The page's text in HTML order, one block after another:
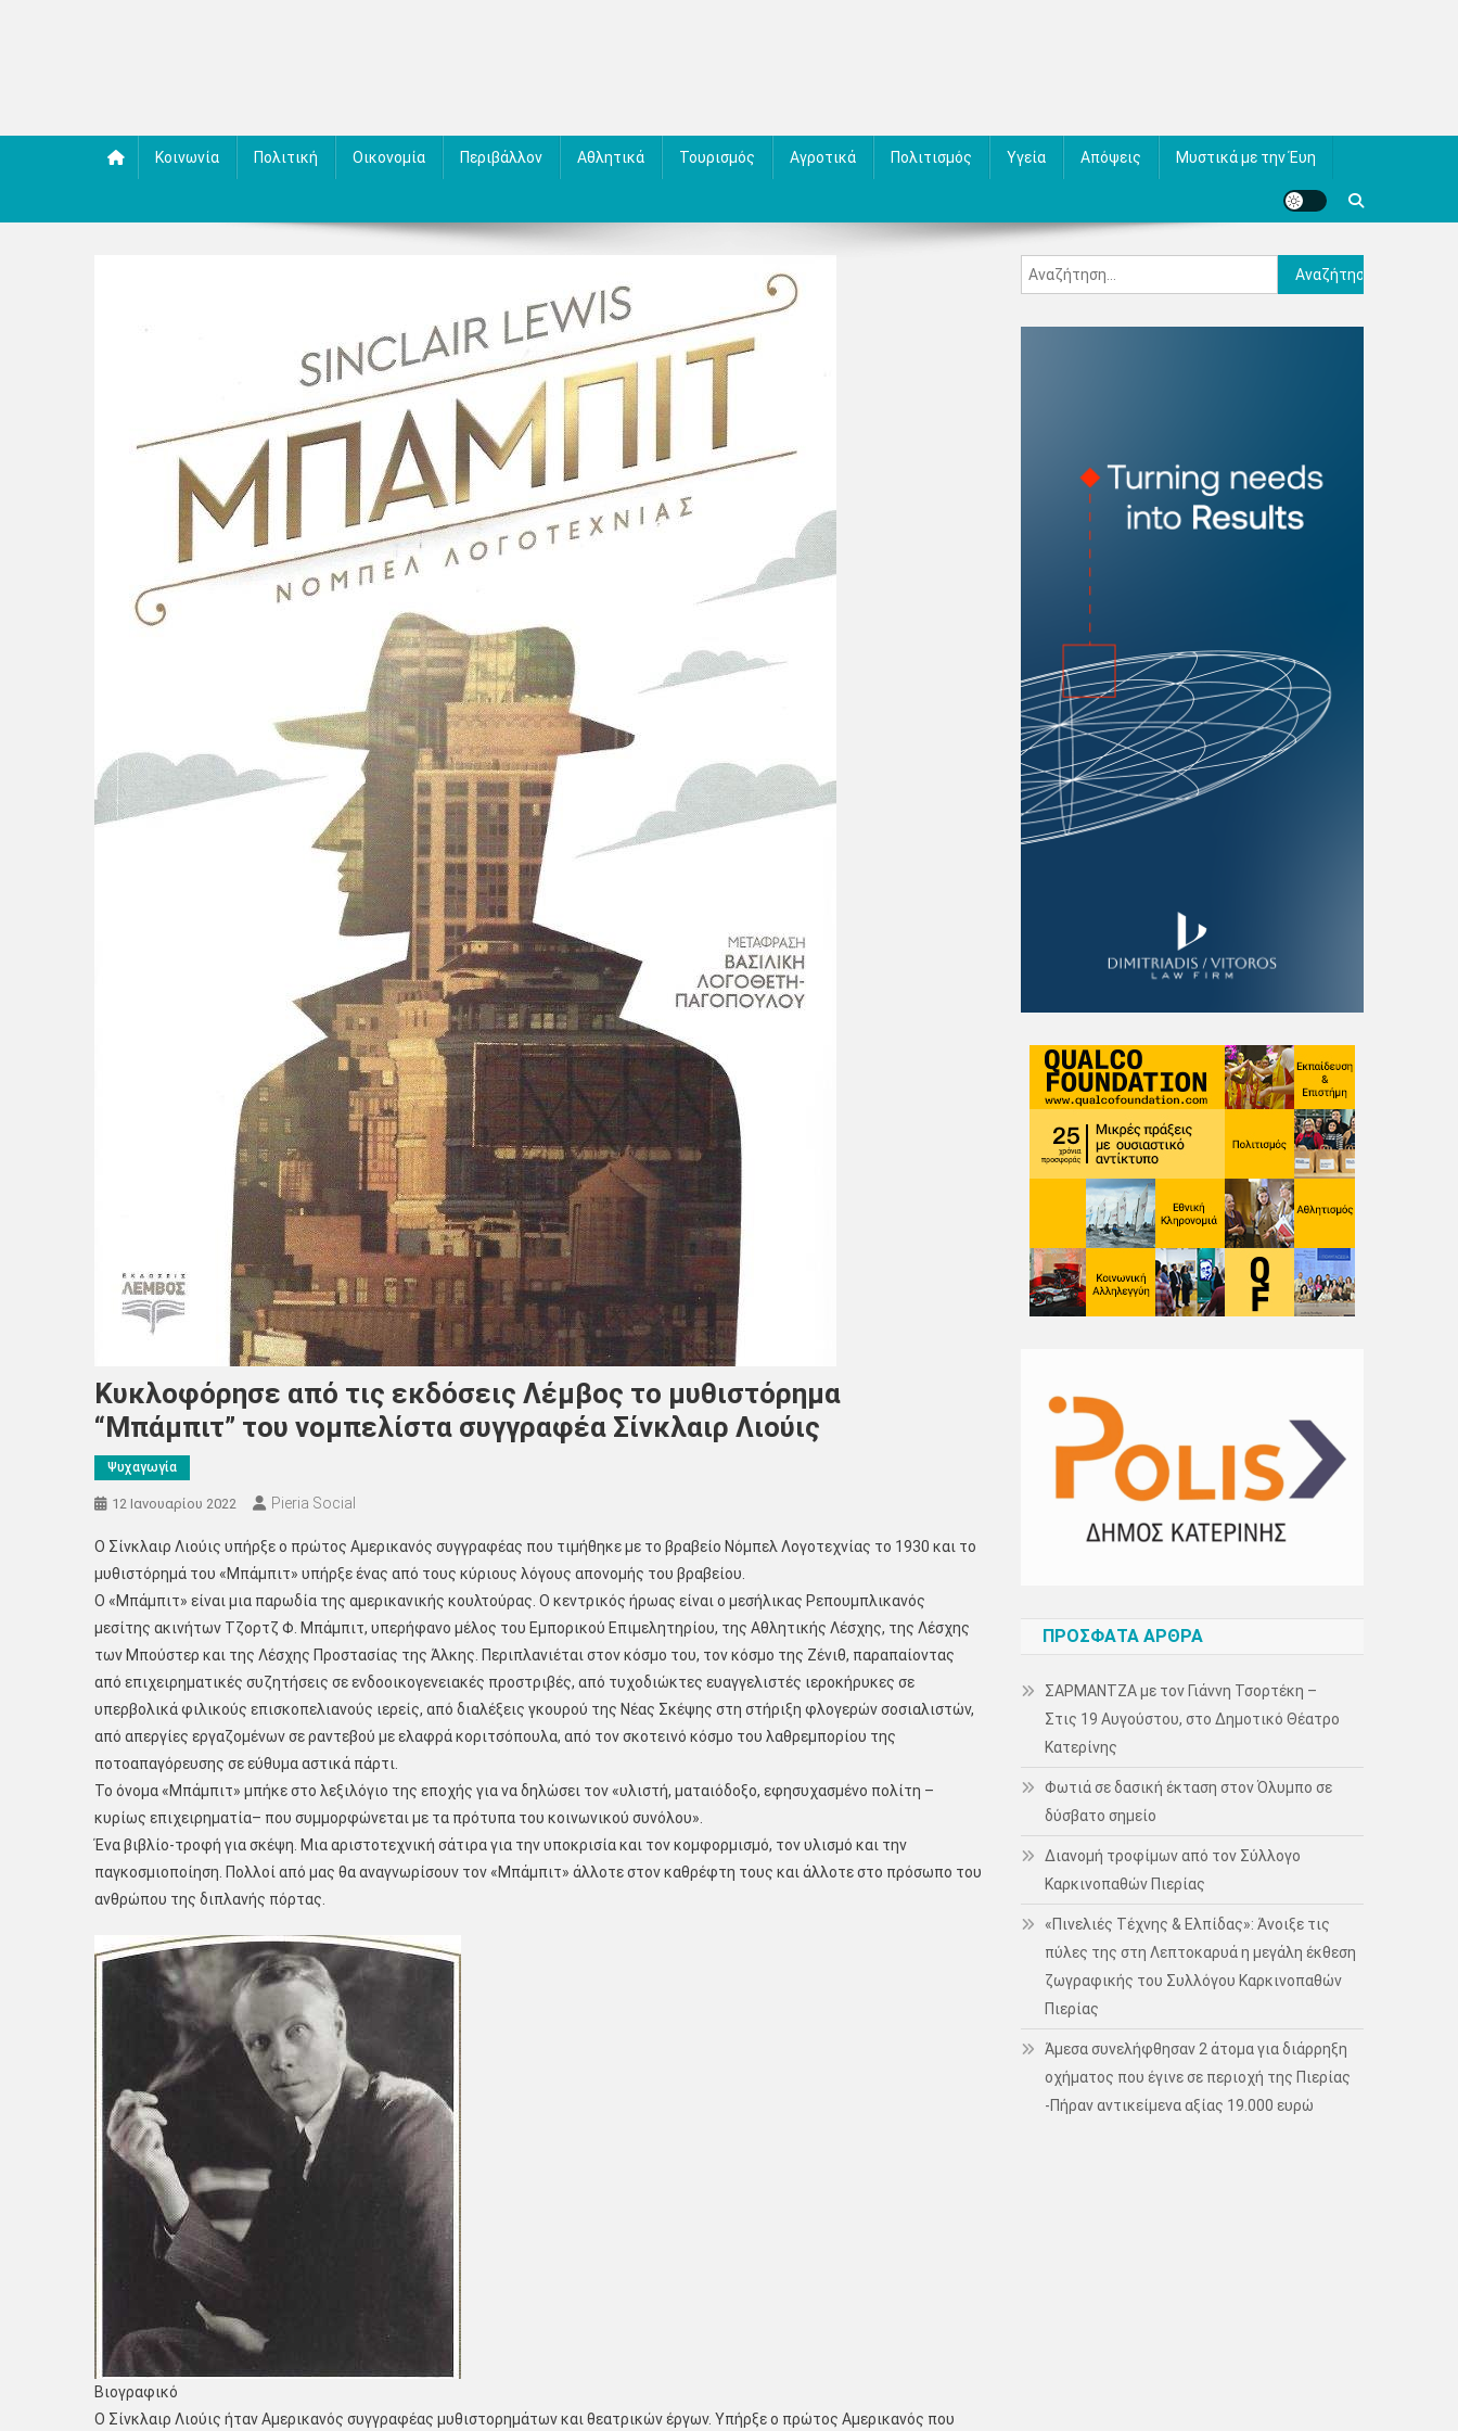
Κοινωνία Πολιτική Οικονομία Περιβάλλον Αθλητικά Τουρισμός Αγροτικά Πολιτισμός Υγεία Απόψεις Μυστικά με την Έυη
Κυκλοφόρησε από τις εκδόσεις Λέμβος το μυθιστόρημα
“Μπάμπιτ” του νομπελίστα συγγραφέα Σίνκλαιρ Λιούις
Ψυχαγωγία
12 Ιανουαρίου 2022 Pieria Social
Ο Σίνκλαιρ Λιούις υπήρξε ο πρώτος Αμερικανός συγγραφέας που τιμήθηκε με το βραβείο Νόμπελ Λογοτεχνίας το 1930 και το
μυθιστόρημά του «Μπάμπιτ» υπήρξε ένας από τους κύριους λόγους απονομής του βραβείου.
Ο «Μπάμπιτ» είναι μια παρωδία της αμερικανικής κουλτούρας. O κεντρικός ήρωας είναι ο μεσήλικας Ρεπουμπλικανός
μεσίτης ακινήτων Τζορτζ Φ. Μπάμπιτ, υπερήφανο μέλος του Εμπορικού Επιμελητηρίου, της Αθλητικής Λέσχης, της Λέσχης
των Μπούστερ και της Λέσχης Προστασίας της Άλκης. Περιπλανιέται στον κόσμο του, τον κόσμο της Ζένιθ, παραπαίοντας
από επιχειρηματικές συζητήσεις σε ενδοοικογενειακές προστριβές, από τυχοδιώκτες ευαγγελιστές ιεροκήρυκες σε
υπερβολικά φιλικούς επισκοπελιανούς ιερείς, από διαλέξεις γκουρού της Νέας Σκέψης στη στήριξη φλογερών σοσιαλιστών,
από απεργίες εργαζομένων σε ραντεβού με ελαφρά κοριτσόπουλα, από τον σκοτεινό κόσμο του λαθρεμπορίου της
ποτοαπαγόρευσης σε εύθυμα αστικά πάρτι.
Το όνομα «Μπάμπιτ» μπήκε στο λεξιλόγιο της εποχής για να δηλώσει τον «υλιστή, ματαιόδοξο, εφησυχασμένο πολίτη –
κυρίως επιχειρηματία– που συμμορφώνεται με τα πρότυπα του κοινωνικού συνόλου».
Ένα βιβλίο-τροφή για σκέψη. Μια αριστοτεχνική σάτιρα για την υποκρισία και τον κομφορμισμό, τον υλισμό και την
παγκοσμιοποίηση. Πολλοί από μας θα αναγνωρίσουν τον «Μπάμπιτ» άλλοτε στον καθρέφτη τους και άλλοτε στο πρόσωπο του
ανθρώπου της διπλανής πόρτας.
Βιογραφικό
Ο Σίνκλαιρ Λιούις ήταν Αμερικανός συγγραφέας μυθιστορημάτων και θεατρικών έργων. Υπήρξε ο πρώτος Αμερικανός που
Αναζήτηση
για:
ΠΡΌΣΦΑΤΑ ΆΡΘΡΑ
ΣΑΡΜΑΝΤΖΑ με τον Γιάννη Τσορτέκη –
Στις 19 Αυγούστου, στο Δημοτικό Θέατρο
Κατερίνης
Φωτιά σε δασική έκταση στον Όλυμπο σε
δύσβατο σημείο
Διανομή τροφίμων από τον Σύλλογο
Καρκινοπαθών Πιερίας
«Πινελιές Τέχνης & Ελπίδας»: Άνοιξε τις
πύλες της στη Λεπτοκαρυά η μεγάλη έκθεση
ζωγραφικής του Συλλόγου Καρκινοπαθών
Πιερίας
Άμεσα συνελήφθησαν 2 άτομα για διάρρηξη
οχήματος που έγινε σε περιοχή της Πιερίας
-Πήραν αντικείμενα αξίας 19.000 ευρώ